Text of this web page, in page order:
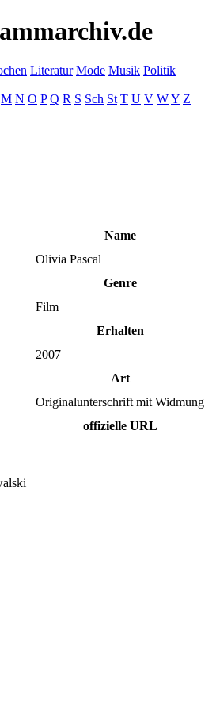
Literatur Mode Musik Politik
M N O P Q R S Sch St T U V WY Z
Name
Olivia Pascal
Genre
Film
Erhalten
2007
Art
Originalunterschrift mit Widmung
offizielle URL